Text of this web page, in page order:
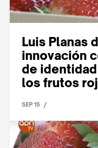
Luis Planas
innovación
de
los frutos
SEP 15 /